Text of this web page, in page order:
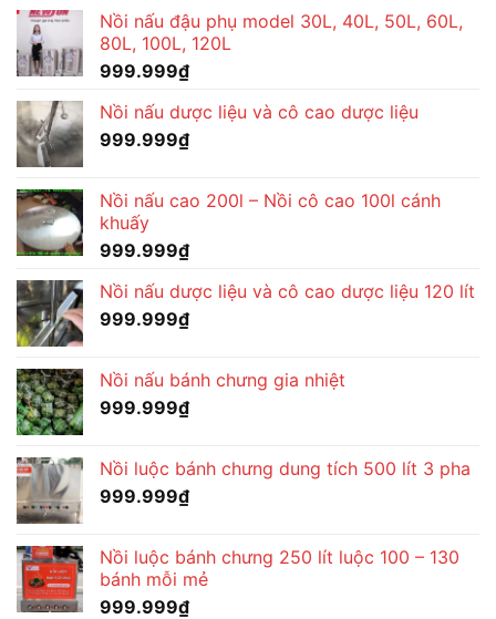
Nồi nấu đậu phụ model 30L, 40L, 50L, 60L,
80L, 100L, 120L
999.999₫
Nồi nấu dược liệu và cô cao dược liệu
999.999₫
Nồi nấu cao 200l – Nồi cô cao 100l cánh
khuấy
999.999₫
Nồi nấu dược liệu và cô cao dược liệu 120 lít
999.999₫
Nồi nấu bánh chưng gia nhiệt
999.999₫
Nồi luộc bánh chưng dung tích 500 lít 3 pha
999.999₫
Nồi luộc bánh chưng 250 lít luộc 100 – 130
bánh mỗi mẻ
999.999₫